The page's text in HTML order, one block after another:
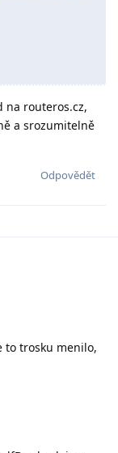
na routeros.cz,
a srozumitelně
Odpovědět
to trosku menilo,